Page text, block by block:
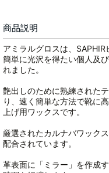
商品説明
アミラルグロスは、
簡単に光沢を得たい個人及
れました。
艶出しのために熟練された
り、速く簡単な方法で靴に
上げ用ワックスです。
厳選されたカルナバワック
配合されています。
革表面に「ミラー」を作成